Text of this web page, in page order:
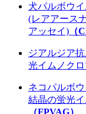
犬パルボウ
(レアアース
アッセイ) （
ジアルジア
光イムノク
ネコパルボ
結晶の蛍光
（FPVAG）